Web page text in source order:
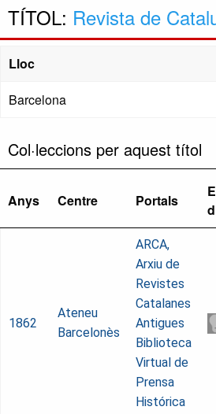
TÍTOL: Revista de
Lloc
Barcelona
Col·leccions per aquest títol
Anys Centre Portals
1862
Ateneu
Barcelonès
ARCA,
Arxiu de
Revistes
Catalanes
Antigues
Biblioteca
Virtual de
Prensa
Histórica